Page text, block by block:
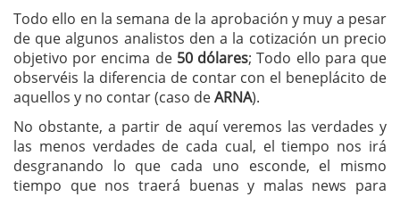
Todo ello en la semana de la aprobación y muy a pesar
de que algunos analistos den a la cotización un precio
objetivo por encima de50 dólares; Todo ello para que
observéis la diferencia de contar con el beneplácito de
aquellos y no contar (caso deARNA).
No obstante, a partir de aquí veremos las verdades y
las menos verdades de cada cual, el tiempo nos irá
desgranando lo que cada uno esconde, el mismo
tiempo que nos traerá buenas y malas news para